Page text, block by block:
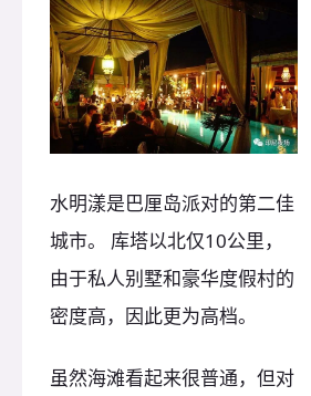
水明漾是巴厘岛派对的第二佳
城市。 库塔以北仅10公里，
由于私人别墅和豪华度假村的
密度高，因此更为高档。
虽然海滩看起来很普通，但对